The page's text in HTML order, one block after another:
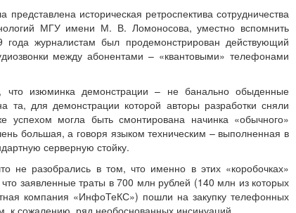
историческая ретроспектива сотрудничества
МГУ имени М. В. Ломоносова, уместно вспомнить
журналистам был продемонстрирован действующий
между абонентами – «квантовыми» телефонами
изюминка демонстрации – не банально обыденные
для демонстрации которой авторы разработки сняли
успехом могла быть смонтирована начинка «обычного»
большая, а говоря языком техническим – выполненная в
серверную стойку.
не разобрались в том, что именно в этих «коробочках»
заявленные траты в 700 млн рублей (140 млн из которых
компания «ИнфоТеКС») пошли на закупку телефонных
к сожалению, ряд необоснованных инсинуаций.